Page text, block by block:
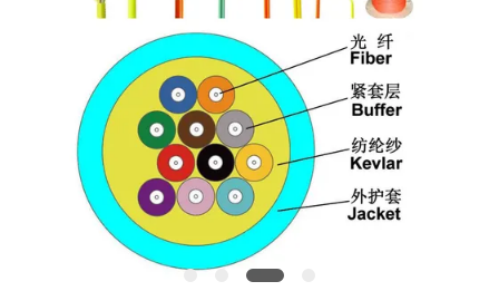
PRIVACY
POLICY